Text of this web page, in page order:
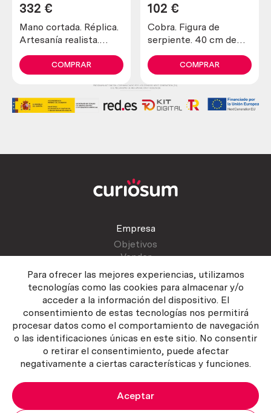
Para ofrecer las mejores experiencias, utilizamos
tecnologías como las cookies para almacenar y/o
acceder a la información del dispositivo. El
consentimiento de estas tecnologías nos permitirá
procesar datos como el comportamiento de navegación
o las identificaciones únicas en este sitio. No consentir
o retirar el consentimiento, puede afectar
negativamente a ciertas características y funciones.
Aceptar
Mano cortada. Réplica.
Artesanía realista.
della verita.
332 €
COMPRAR
Cobra. Figura de
serpiente. 40 cm de
102 €
COMPRAR
Empresa
Objetivos
Vender
Atención al cliente
Contactar
Manual del vendedor
Política del servicio Política de Cookies